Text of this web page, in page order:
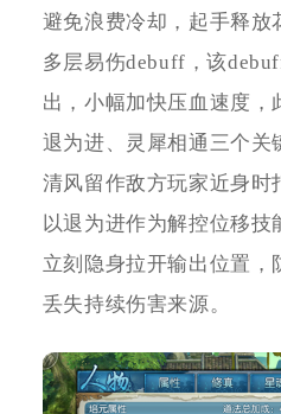
避免浪费冷却，起手释放
多层易伤debuff，该
出，小幅加快压血速度，
退为进、灵犀相通三个关
清风留作敌方玩家近身时
以退为进作为解控位移
立刻隐身拉开输出位置，
丢失持续伤害来源。